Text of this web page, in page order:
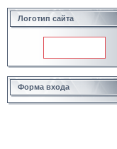
Логотип сайта
Форма входа